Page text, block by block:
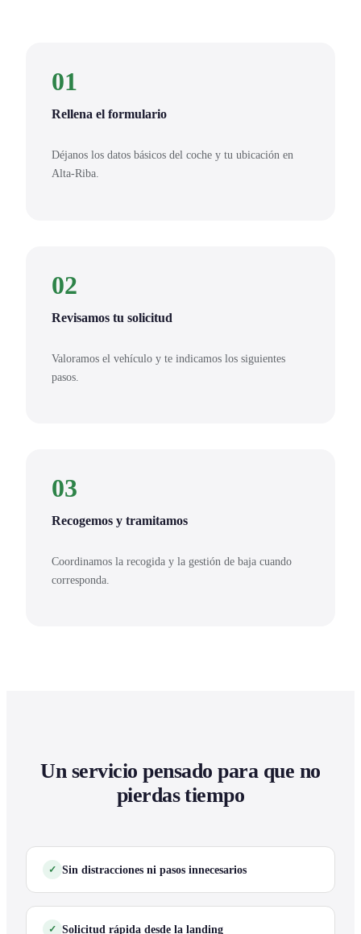
01
Rellena el formulario
Déjanos los datos básicos del coche y tu ubicación en
Alta-Riba.
02
Revisamos tu solicitud
Valoramos el vehículo y te indicamos los siguientes
pasos.
03
Recogemos y tramitamos
Coordinamos la recogida y la gestión de baja cuando
corresponda.
Un servicio pensado para que no
pierdas tiempo
Sin distracciones ni pasos innecesarios
Solicitud rápida desde la landing